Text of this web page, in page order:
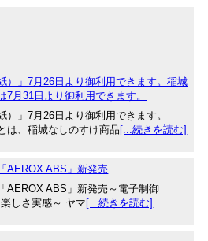
）」7月26日より御利用できます。稲城
月31日より御利用できます。
）」7月26日より御利用できます。
は、稲城なしのすけ商品 [...続きを読む]
AEROX ABS」新発売
AEROX ABS」新発売～電子制御
しさ実感～ ヤマ [...続きを読む]